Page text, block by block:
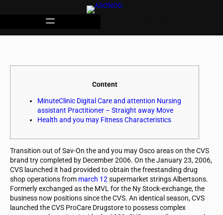
Content
MinuteClinic Digital Care and attention Nursing
assistant Practitioner – Straight away Move
Health and you may Fitness Characteristics
Transition out of Sav-On the and you may Osco areas on the CVS
brand try completed by December 2006. On the January 23, 2006,
CVS launched it had provided to obtain the freestanding drug
shop operations from march 12 supermarket strings Albertsons.
Formerly exchanged as the MVL for the Ny Stock-exchange, the
business now positions since the CVS. An identical season, CVS
launched the CVS ProCare Drugstore to possess complex